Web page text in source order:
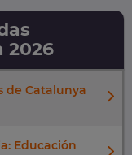
2026
de Catalunya
Educación